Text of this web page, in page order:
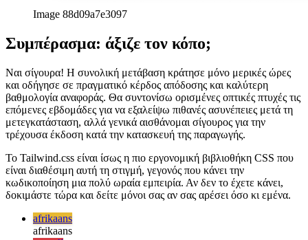
Image 88d09a7e3097
Συμπέρασμα: άξιζε τον κόπο;
Ναι σίγουρα! Η συνολική μετάβαση κράτησε μόνο μερικές ώρες
και οδήγησε σε πραγματικό κέρδος απόδοσης και καλύτερη
βαθμολογία αναφοράς. Θα συντονίσω ορισμένες οπτικές πτυχές τις
μετεγκατάσταση, αλλά γενικά αισθάνομαι σίγουρος για την
τρέχουσα έκδοση κατά την κατασκευή της παραγωγής.
Το Tailwind.css είναι ίσως η πιο εργονομική βιβλιοθήκη CSS που
κωδικοποίηση μια πολύ ωραία εμπειρία. Αν δεν το έχετε κάνει,
δοκιμάστε τώρα και δείτε μόνοι σας αν σας αρέσει όσο κι εμένα.